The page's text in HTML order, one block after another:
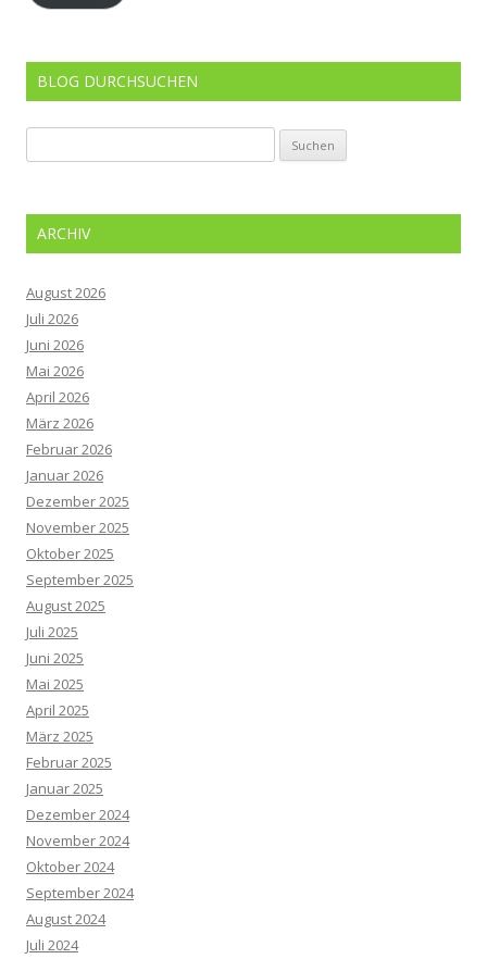
BLOG DURCHSUCHEN
nach:
ARCHIV
August 2026
Juli 2026
Juni 2026
Mai 2026
April 2026
März 2026
Februar 2026
Januar 2026
Dezember 2025
November 2025
Oktober 2025
September 2025
August 2025
Juli 2025
Juni 2025
Mai 2025
April 2025
März 2025
Februar 2025
Januar 2025
Dezember 2024
November 2024
Oktober 2024
September 2024
August 2024
Juli 2024